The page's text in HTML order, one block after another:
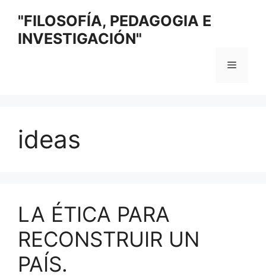
contenido
"FILOSOFÍA, PEDAGOGIA E
INVESTIGACIÓN"
Menú
ideas
LA ÉTICA PARA
RECONSTRUIR UN
PAÍS.